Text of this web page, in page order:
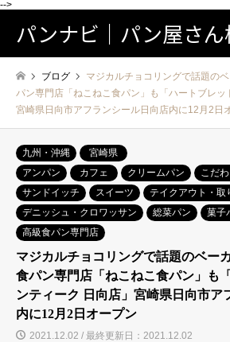
-->
パンナビ｜パン屋さん
ブログ
マジカルチョコリングで話題の
パン専門店「ねこねこ食パン」も「ハートブレッ
宮崎県日向市アフランシール日向店内に12月2日
九州・沖縄
宮崎県
アンパン
カフェ クリームパン
こだ
サンドイッチ
スイーツ
テイクアウト・取
デニッシュ・クロワッサン
総菜パン 菓子
高級食パン専門店
マジカルチョコリングで話題のベー
食パン専門店「ねこねこ食パン」も
ンティーク 日向店」宮崎県日向市ア
内に12月2日オープン
2021.12.02 / 最終更新日：2021.12.02